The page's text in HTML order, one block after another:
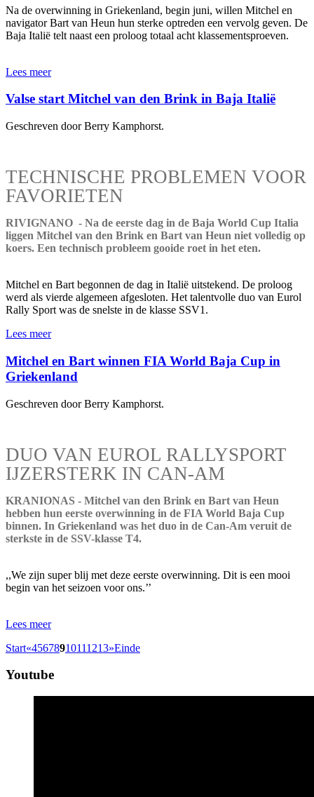
Na de overwinning in Griekenland, begin juni, willen Mitchel en
navigator Bart van Heun hun sterke optreden een vervolg geven. De
Baja Italië telt naast een proloog totaal acht klassementsproeven.
Lees meer
Valse start Mitchel van den Brink in Baja Italië
Geschreven door Berry Kamphorst.
TECHNISCHE PROBLEMEN VOOR
FAVORIETEN
RIVIGNANO - Na de eerste dag in de Baja World Cup Italia
liggen Mitchel van den Brink en Bart van Heun niet volledig op
koers. Een technisch probleem gooide roet in het eten.
Mitchel en Bart begonnen de dag in Italië uitstekend. De proloog
werd als vierde algemeen afgesloten. Het talentvolle duo van Eurol
Rally Sport was de snelste in de klasse SSV1.
Lees meer
Mitchel en Bart winnen FIA World Baja Cup in
Griekenland
Geschreven door Berry Kamphorst.
DUO VAN EUROL RALLYSPORT
IJZERSTERK IN CAN-AM
KRANIONAS - Mitchel van den Brink en Bart van Heun
hebben hun eerste overwinning in de FIA World Baja Cup
binnen. In Griekenland was het duo in de Can-Am veruit de
sterkste in de SSV-klasse T4.
,,We zijn super blij met deze eerste overwinning. Dit is een mooi
begin van het seizoen voor ons.’’
Lees meer
Start«45678910111213»Einde
Youtube